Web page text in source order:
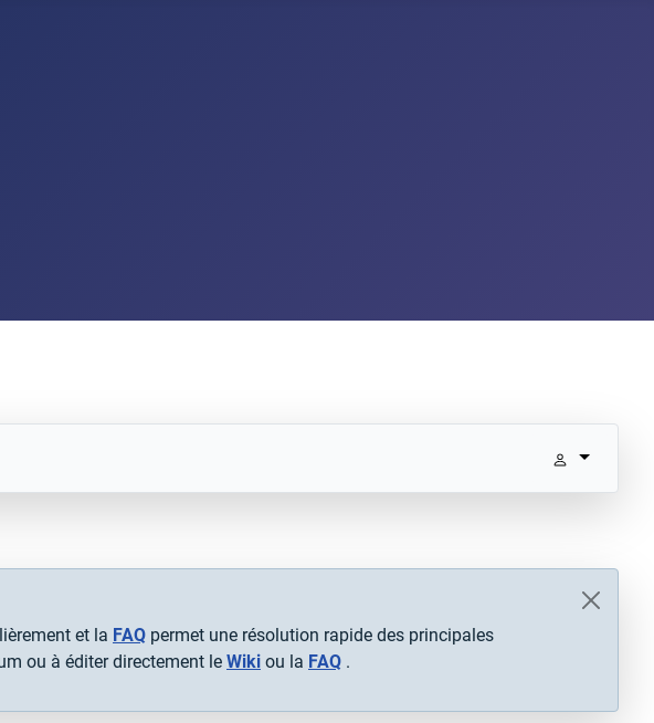
et la FAQ permet une résolution rapide des principales
ou à éditer directement le Wiki ou la FAQ .